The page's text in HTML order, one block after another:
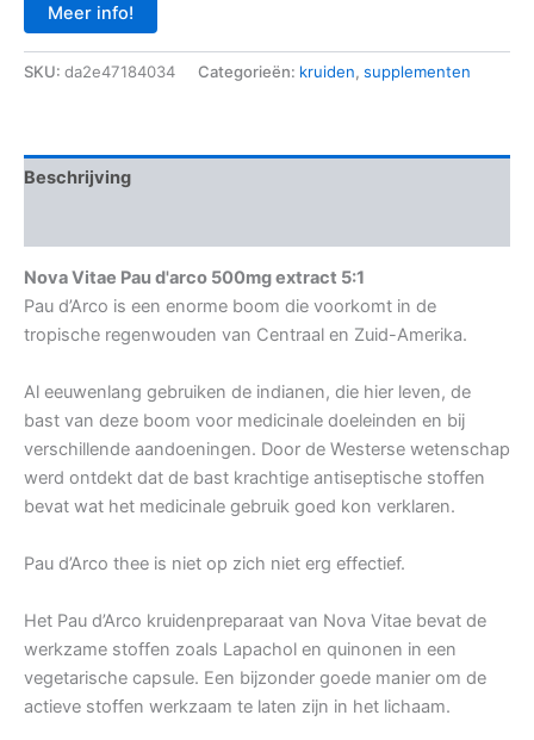
Meer info!
SKU: da2e47184034 Categorieën: kruiden, supplementen
Beschrijving
Nova Vitae Pau d'arco 500mg extract 5:1
Pau d’Arco is een enorme boom die voorkomt in de
tropische regenwouden van Centraal en Zuid-Amerika.
Al eeuwenlang gebruiken de indianen, die hier leven, de
bast van deze boom voor medicinale doeleinden en bij
verschillende aandoeningen. Door de Westerse wetenschap
werd ontdekt dat de bast krachtige antiseptische stoffen
bevat wat het medicinale gebruik goed kon verklaren.
Pau d’Arco thee is niet op zich niet erg effectief.
Het Pau d’Arco kruidenpreparaat van Nova Vitae bevat de
werkzame stoffen zoals Lapachol en quinonen in een
vegetarische capsule. Een bijzonder goede manier om de
actieve stoffen werkzaam te laten zijn in het lichaam.